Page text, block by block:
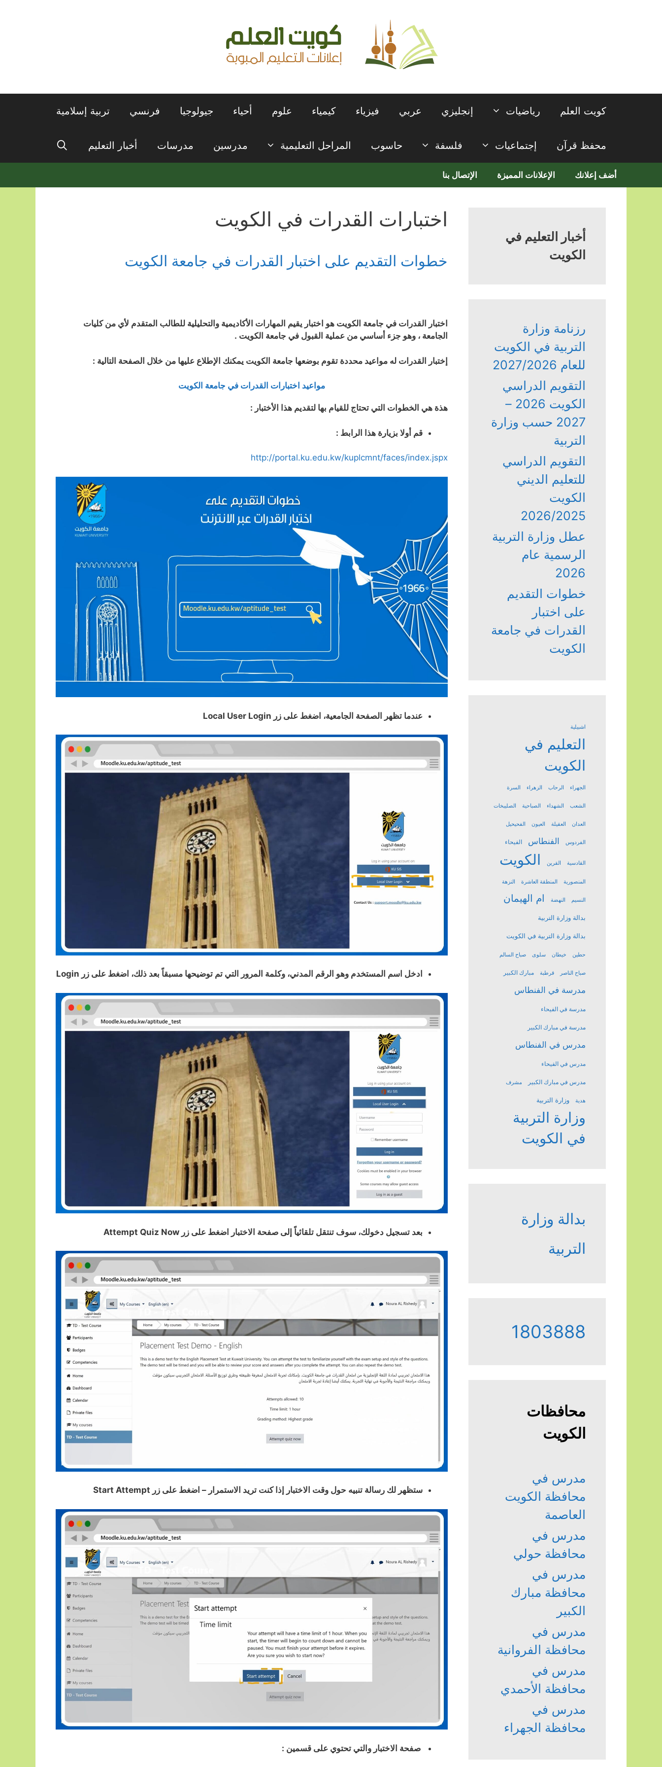
كويت العلم رياضيات إنجليزي عربي فيزياء كيمياء علوم أحياء جيولوجيا فرنسي تربية إسلامية
محفظ قرآن إجتماعيات فلسفة حاسوب المراحل التعليمية مدرسين مدرسات أخبار التعليم
أضف إعلانك الإعلانات المميزة الإتصال بنا
اختبارات القدرات في الكويت
خطوات التقديم على اختبار القدرات في جامعة الكويت
اختبار القدرات في جامعة الكويت هو اختبار يقيم المهارات الأكاديمية والتحليلية للطالب المتقدم لأي من كليات
الجامعة ، وهو جزء أساسي من عملية القبول في جامعة الكويت .
إختبار القدرات له مواعيد محددة تقوم بوضعها جامعة الكويت يمكنك الإطلاع عليها من خلال الصفحة التالية :
مواعيد اختبارات القدرات في جامعة الكويت
هذة هي الخطوات التي تحتاج للقيام بها لتقديم هذا الأختبار :
قم أولا بزيارة هذا الرابط :
http://portal.ku.edu.kw/kuplcmnt/faces/index.jspx
عندما تظهر الصفحة الجامعية، اضغط على زر Local User Login
ادخل اسم المستخدم وهو الرقم المدني، وكلمة المرور التي تم توضيحها مسبقاً بعد ذلك، اضغط على زر Login
بعد تسجيل دخولك، سوف تنتقل تلقائياً إلى صفحة الاختبار اضغط على زر Attempt Quiz Now
ستظهر لك رسالة تنبيه حول وقت الاختبار إذا كنت تريد الاستمرار – اضغط على زر Start Attempt
صفحة الاختبار والتي تحتوي على قسمين :
أخبار التعليم في
الكويت
رزنامة وزارة
التربية في الكويت
للعام 2027/2026
التقويم الدراسي
الكويت 2026 –
2027 حسب وزارة
التربية
التقويم الدراسي
للتعليم الديني
الكويت
2026/2025
عطل وزارة التربية
الرسمية عام
2026
خطوات التقديم
على اختبار
القدرات في جامعة
الكويت
اشبيلية
التعليم في
الكويت
الجهراء الرحاب الزهراء السرة
الشعب الشهداء الصباحية الصليبخات
العدان العقيلة العيون الفحيحيل
الفردوس الفنطاس الفيحاء
القادسية القرين الكويت
المنصورية المنطقة العاشرة النزهة
النسيم النهضة ام الهيمان
بدالة وزارة التربية
بدالة وزارة التربية في الكويت
حطين خيطان سلوى صباح السالم
صباح الناصر قرطبة مبارك الكبير
مدرسة في الفنطاس
مدرسة في الفيحاء
مدرسة في مبارك الكبير
مدرس في الفنطاس
مدرس في الفيحاء
مدرس في مبارك الكبير مشرف
هدية وزارة التربية
وزارة التربية
في الكويت
بدالة وزارة
التربية
1803888
محافظات
الكويت
مدرس في
محافظة الكويت
العاصمة
مدرس في
محافظة حولي
مدرس في
محافظة مبارك
الكبير
مدرس في
محافظة الفروانية
مدرس في
محافظة الأحمدي
مدرس في
محافظة الجهراء